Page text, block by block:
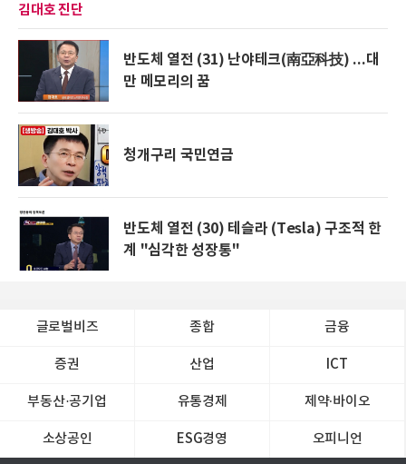
김대호 진단
반도체 열전 (31) 난야테크(南亞科技) ...대
만 메모리의 꿈
청개구리 국민연금
반도체 열전 (30) 테슬라 (Tesla) 구조적 한
계 "심각한 성장통"
글로벌비즈 종합 금융
증권 산업 ICT
부동산·공기업 유통경제 제약∙바이오
소상공인 ESG경영 오피니언